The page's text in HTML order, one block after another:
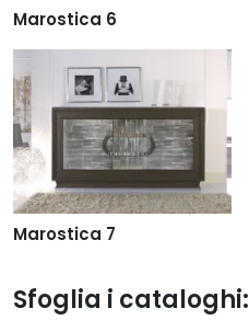
Marostica 6
Marostica 7
Sfoglia i cataloghi: